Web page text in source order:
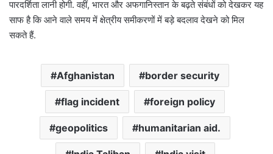
पारदर्शिता लानी होगी. वहीं, भारत और अफगानिस्तान के बढ़ते संबंधों को देखकर यह
साफ है कि आने वाले समय में क्षेत्रीय समीकरणों में बड़े बदलाव देखने को मिल
सकते हैं.
Afghanistan border security
flag incident foreign policy
geopolitics humanitarian aid.